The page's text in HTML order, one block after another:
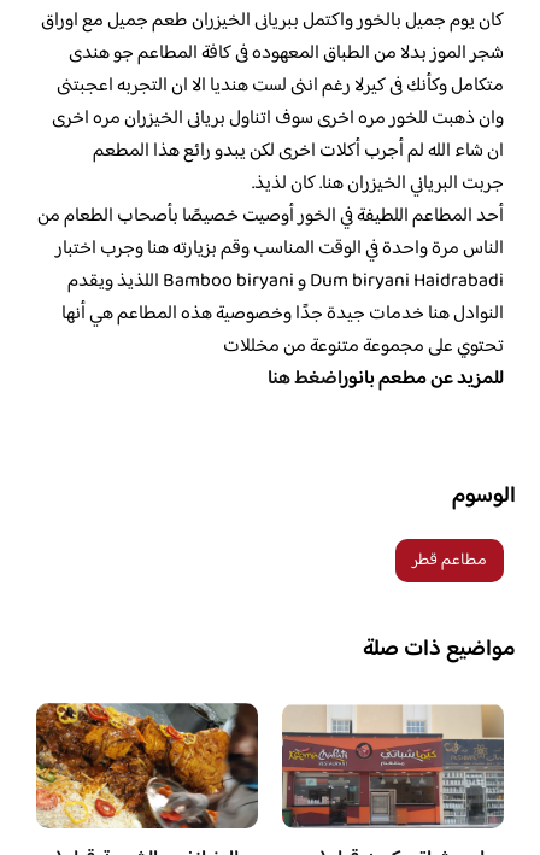
كان يوم جميل بالخور واكتمل ببريانى الخيزران طعم جميل مع اوراق
شجر الموز بدلا من الطباق المعهوده فى كافة المطاعم جو هندى
متكامل وكأنك فى كيرلا رغم اننى لست هنديا الا ان التجربه اعجبتنى
وان ذهبت للخور مره اخرى سوف اتناول بريانى الخيزران مره اخرى
ان شاء الله لم أجرب أكلات اخرى لكن يبدو رائع هذا المطعم
جربت البرياني الخيزران هنا. كان لذيذ.
أحد المطاعم اللطيفة في الخور أوصيت خصيصًا بأصحاب الطعام من
الناس مرة واحدة في الوقت المناسب وقم بزيارته هنا وجرب اختبار
Dum biryani Haidrabadi و Bamboo biryani اللذيذ ويقدم
النوادل هنا خدمات جيدة جدًا وخصوصية هذه المطاعم هي أنها
تحتوي على مجموعة متنوعة من مخللات
للمزيد عن مطعم بانوراضغط هنا
الوسوم
مطاعم قطر
مواضيع ذات صلة